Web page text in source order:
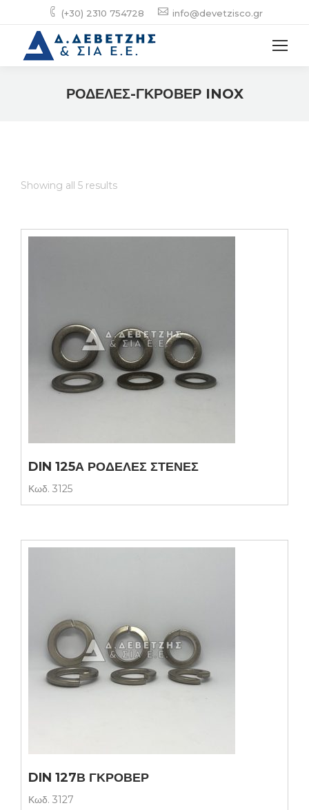
(+30) 2310 754728 info@devetzisco.gr
ΡΟΔΕΛΕΣ-ΓΚΡΟΒΕΡ INOX
Showing all 5 results
DIN 125Α ΡΟΔΕΛΕΣ ΣΤΕΝΕΣ
Κωδ. 3125
DIN 127Β ΓΚΡΟΒΕΡ
Κωδ. 3127